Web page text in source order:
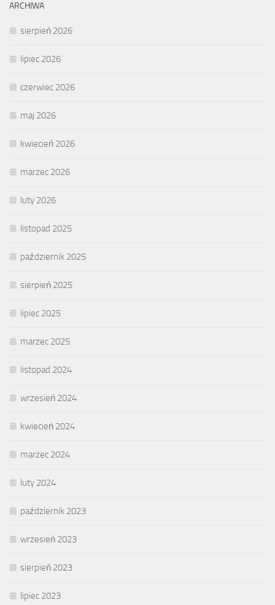
ARCHIWA
sierpień 2026
lipiec 2026
czerwiec 2026
maj 2026
kwiecień 2026
marzec 2026
luty 2026
listopad 2025
październik 2025
sierpień 2025
lipiec 2025
marzec 2025
listopad 2024
wrzesień 2024
kwiecień 2024
marzec 2024
luty 2024
październik 2023
wrzesień 2023
sierpień 2023
lipiec 2023